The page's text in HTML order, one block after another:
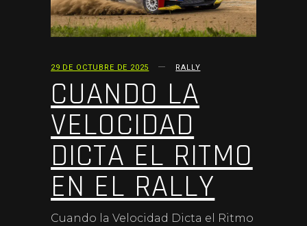
29 DE OCTUBRE DE 2025 RALLY
CUANDO LA
VELOCIDAD
DICTA EL RITMO
EN EL RALLY
Cuando la Velocidad Dicta el Ritmo